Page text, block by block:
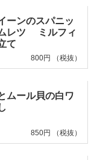
ーンのスパニッ
レツ ミルフィ
て
800円 （税抜）
ムール貝の白ワ
850円 （税抜）